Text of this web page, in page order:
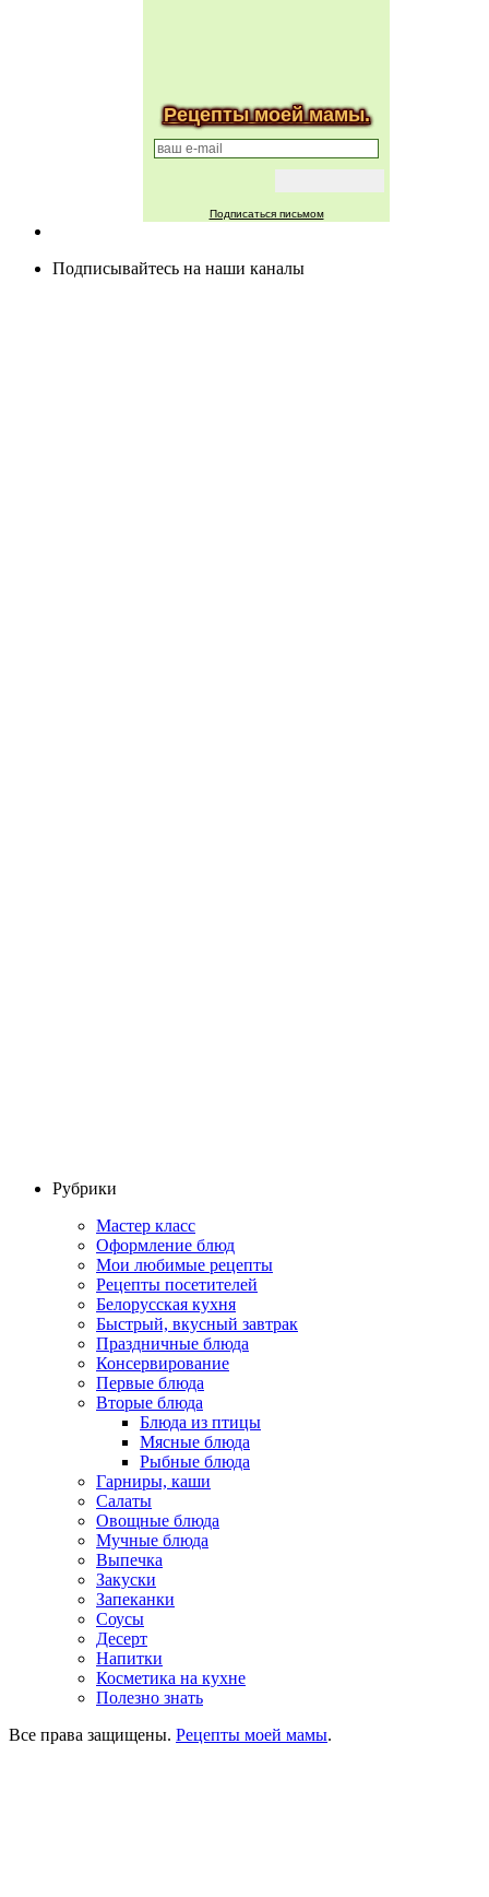
Рецепты моей мамы.
Подписаться письмом
Подписывайтесь на наши каналы
Рубрики
Мастер класс
Оформление блюд
Мои любимые рецепты
Рецепты посетителей
Белорусская кухня
Быстрый, вкусный завтрак
Праздничные блюда
Консервирование
Первые блюда
Вторые блюда
Блюда из птицы
Мясные блюда
Рыбные блюда
Гарниры, каши
Салаты
Овощные блюда
Мучные блюда
Выпечка
Закуски
Запеканки
Соусы
Десерт
Напитки
Косметика на кухне
Полезно знать
Все права защищены. Рецепты моей мамы.